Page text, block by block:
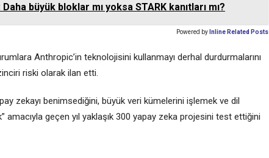
büyük bloklar mı yoksa STARK kanıtları mı?
Powered by Inline Related Posts
Anthropic’in teknolojisini kullanmayı derhal durdurmalarını
riski olarak ilan etti.
zekayı benimsediğini, büyük veri kümelerini işlemek ve dil
geçen yıl yaklaşık 300 yapay zeka projesini test ettiğini